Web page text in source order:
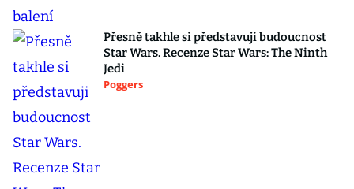
Přesně takhle si představuji budoucnost
Star Wars. Recenze Star Wars: The Ninth
Jedi
Poggers